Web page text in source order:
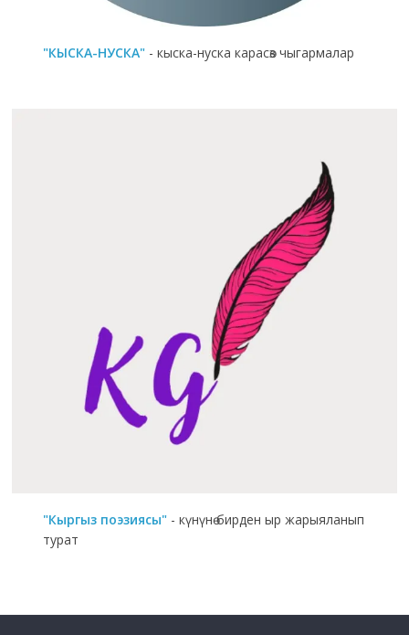
"КЫСКА-НУСКА" - кыска-нуска карасөз чыгармалар
"Кыргыз поэзиясы" - күнүнө бирден ыр жарыяланып
турат